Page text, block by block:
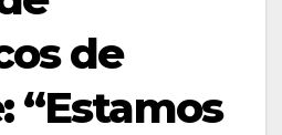
de
“Estamos